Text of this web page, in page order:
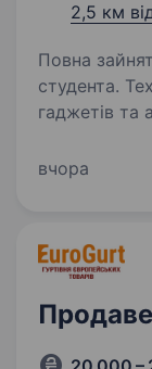
2,5 км
Повна
студента. Техно Їжак — експерт з продажу
гаджетів та
маркет. А
вчора